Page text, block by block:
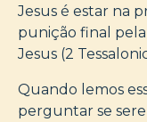
Jesus é estar na
punição final
Jesus (2
Quando lemos
perguntar se